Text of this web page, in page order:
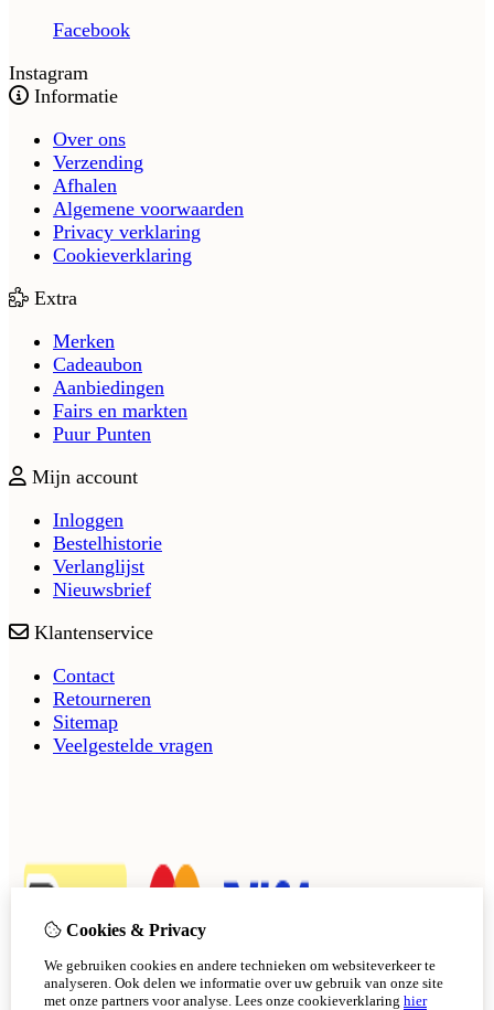
Facebook
Instagram
Informatie
Over ons
Verzending
Afhalen
Algemene voorwaarden
Privacy verklaring
Cookieverklaring
Extra
Merken
Cadeaubon
Aanbiedingen
Fairs en markten
Puur Punten
Mijn account
Inloggen
Bestelhistorie
Verlanglijst
Nieuwsbrief
Klantenservice
Contact
Retourneren
Sitemap
Veelgestelde vragen
Cookies & Privacy
We gebruiken cookies en andere technieken om websiteverkeer te
analyseren. Ook delen we informatie over uw gebruik van onze site
met onze partners voor analyse. Lees onze cookieverklaring hier